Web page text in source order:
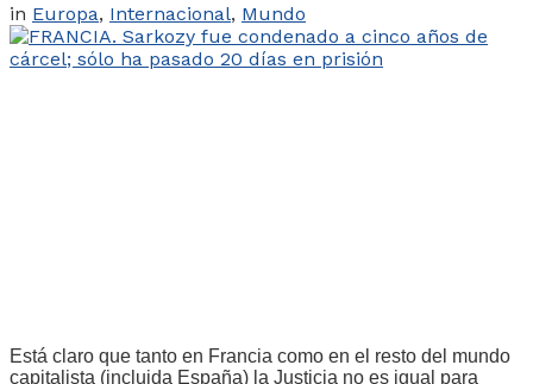
in Europa, Internacional, Mundo
Está claro que tanto en Francia como en el resto del mundo
capitalista (incluida España) la Justicia no es igual para